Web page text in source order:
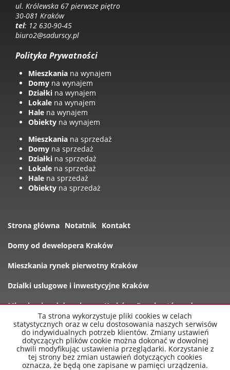
ul. Królewska 67 pierwsze piętro
30-081 Kraków
tel: 12 630-90-45
biuro2@sadurscy.pl
Polityka Prywatności
Mieszkania na wynajem
Domy na wynajem
Działki na wynajem
Lokale na wynajem
Hale na wynajem
Obiekty na wynajem
Mieszkania na sprzedaż
Domy na sprzedaż
Działki na sprzedaż
Lokale na sprzedaż
Hale na sprzedaż
Obiekty na sprzedaż
Strona główna Notatnik Kontakt
Domy od dewelopera Kraków
Mieszkania rynek pierwotny Kraków
Dzialki uslugowe i inwestycyjne Kraków
Mieszkania od dewelopera Kraków Rynek wtórny domy
Oferty
nowe-mieszkania-krakow.pl 2026 Program dla biur
Ta strona wykorzystuje pliki cookies w celach
statystycznych oraz w celu dostosowania naszych serwisów
do indywidualnych potrzeb klientów. Zmiany ustawień
dotyczących plików cookie można dokonać w dowolnej
chwili modyfikując ustawienia przeglądarki. Korzystanie z
tej strony bez zmian ustawień dotyczących cookies
oznacza, że będą one zapisane w pamięci urządzenia.